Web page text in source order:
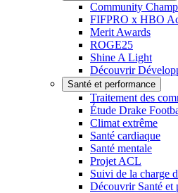
Community
FIFPRO x HBO
Merit Awards
ROGE25
Shine A Light
Découvrir
Santé et performance
Traitement des
Étude Drake
Climat extrême
Santé cardiaque
Santé mentale
Projet ACL
Suivi de la charge
Découvrir Santé et